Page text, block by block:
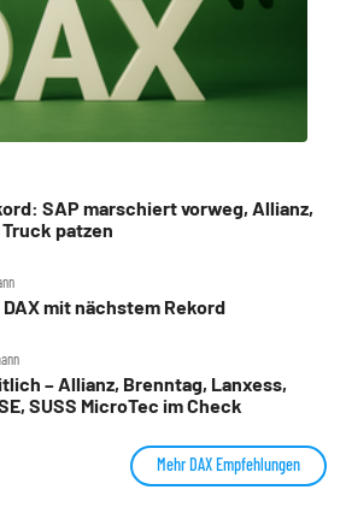
SAP marschiert vorweg, Allianz,
patzen
mit nächstem Rekord
– Allianz, Brenntag, Lanxess,
SUSS MicroTec im Check
Mehr DAX Empfehlungen